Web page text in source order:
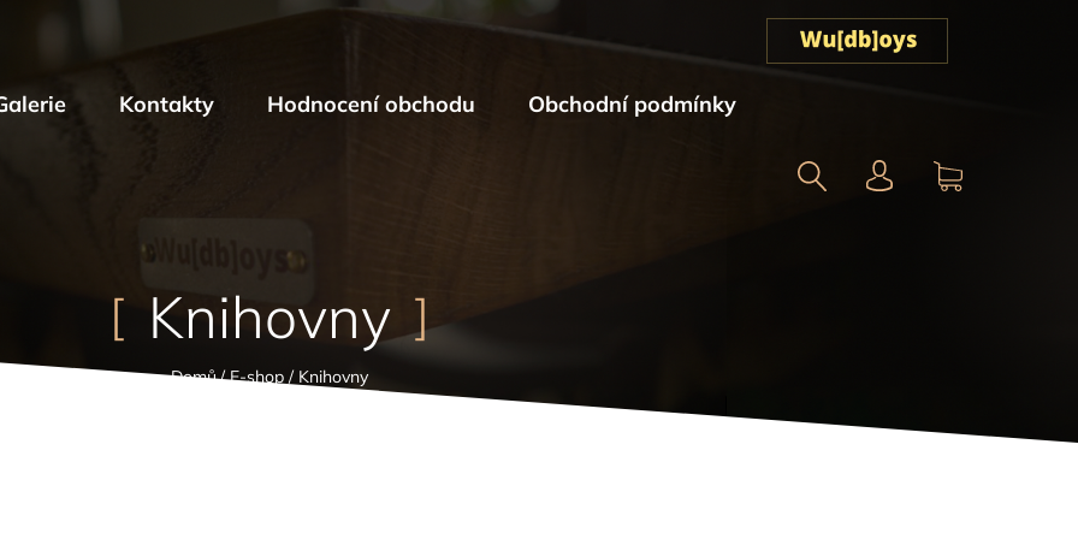
Kontakty Hodnocení obchodu Obchodní podmínky
Domů/ E-shop / Knihovny
Knihovny